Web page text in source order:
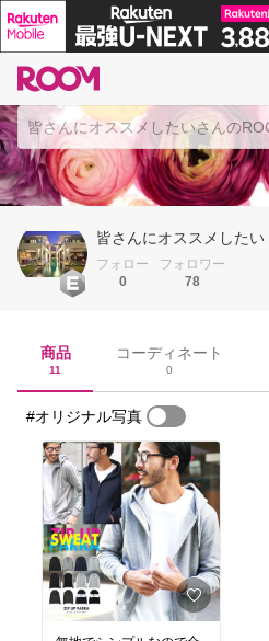
皆さんにオススメしたい
フォロー
0
フォロワー
78
商品
11
コーディネート
0
#オリジナル写真